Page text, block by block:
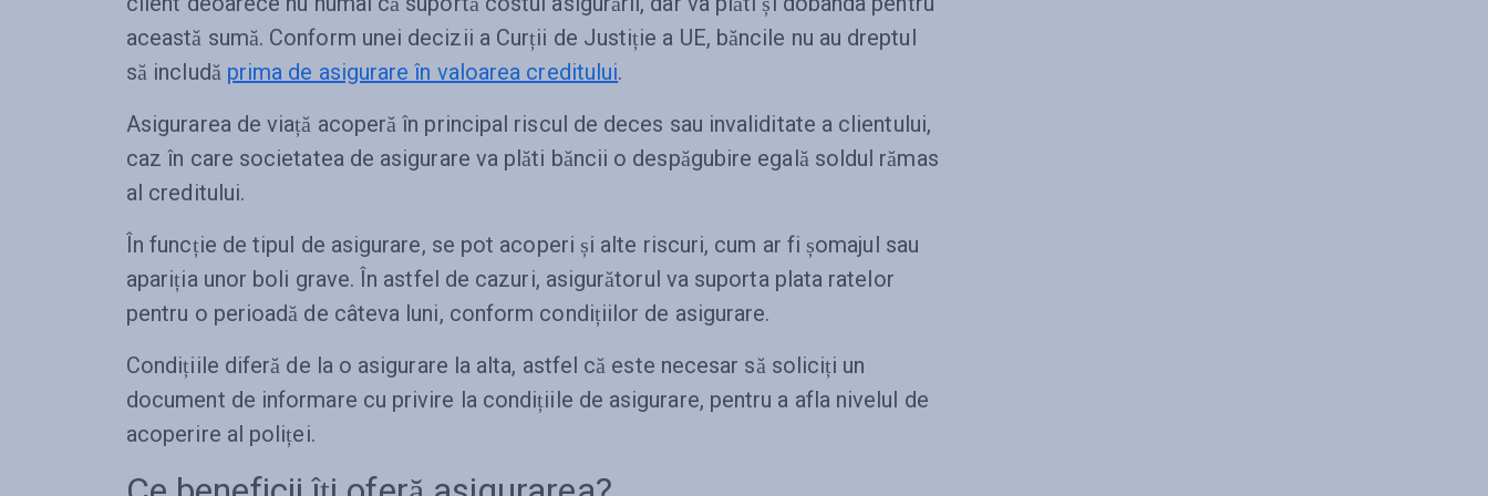
această sumă. Conform unei decizii a Curții de Justiție a UE, băncile nu au dreptul
să includă prima de asigurare în valoarea creditului.
Asigurarea de viață acoperă în principal riscul de deces sau invaliditate a clientului,
caz în care societatea de asigurare va plăti băncii o despăgubire egală soldul rămas
al creditului.
În funcție de tipul de asigurare, se pot acoperi și alte riscuri, cum ar fi șomajul sau
apariția unor boli grave. În astfel de cazuri, asigurătorul va suporta plata ratelor
pentru o perioadă de câteva luni, conform condițiilor de asigurare.
Condițiile diferă de la o asigurare la alta, astfel că este necesar să soliciți un
document de informare cu privire la condițiile de asigurare, pentru a afla nivelul de
acoperire al poliței.